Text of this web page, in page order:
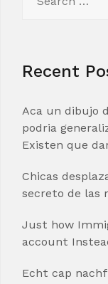
for:
Recent
Aca un dibujo
podria
Existen que
Chicas
secreto de las
Just how
account
Echt cap